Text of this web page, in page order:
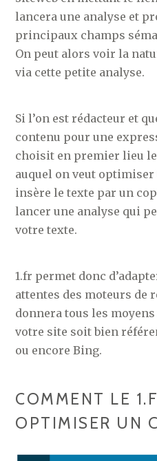
lancera une analyse et
principaux champs
On peut alors voir la
via cette petite analyse.
Si l’on est rédacteur et
contenu pour une
choisit en premier lieu
auquel on veut
insère le texte par un
lancer une analyse qui
votre texte.
1.fr permet donc
attentes des moteurs de
donnera tous les
votre site soit bien
ou encore Bing.
COMMENT LE
OPTIMISER UN